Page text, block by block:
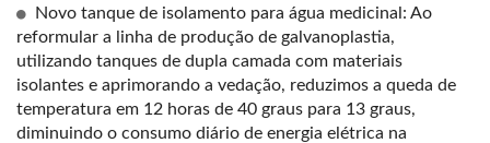
Novo tanque de isolamento para água medicinal: Ao
reformular a linha de produção de galvanoplastia,
utilizando tanques de dupla camada com materiais
isolantes e aprimorando a vedação, reduzimos a queda de
temperatura em 12 horas de 40 graus para 13 graus,
diminuindo o consumo diário de energia elétrica na